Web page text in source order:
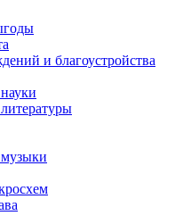
и благоустройства